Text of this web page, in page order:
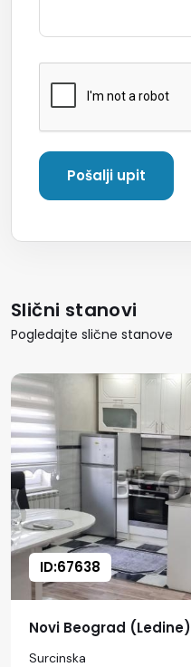
Slični stanovi
Pogledajte slične stanove
ID:67638
Novi Beograd (Ledine)
Surcinska